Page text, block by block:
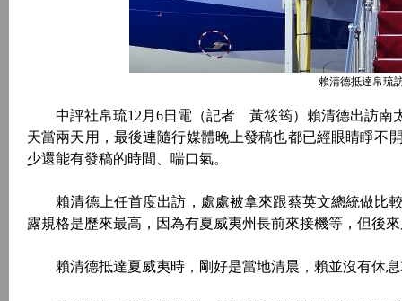
賴清德抵達帛琉
中評社帛琉12月6日電（記者 黃筱筠）賴清德出訪南
天當兩天用，最後連隨行媒體晚上發稿也都已經眼睛睜不
少還能有發稿的時間、喘口氣。
賴清德上任首度出訪，處處被拿來跟蔡英文總統做比
露規格是歷來最高，因為有夏威夷州長前來接機等，但後
賴清德抵達夏威夷時，剛好是當地清晨，賴並沒有休息